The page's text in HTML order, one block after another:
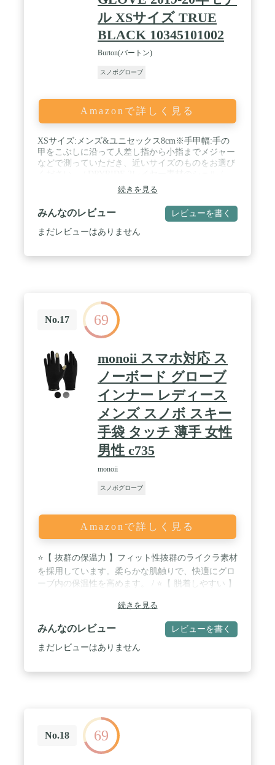
ル XSサイズ TRUE
BLACK 10345101002
Burton(バートン)
スノボグローブ
Amazonで詳しく見る
XSサイズ:メンズ&ユニセックス8cm※手甲幅:手の
甲をこぶしに沿って人差し指から小指までメジャー
などで測っていただき、近いサイズのものをお選び
Thermacoreインサレーション / 防水/透湿DRYRIDE
グローブメンブレーン / 起毛マイクロファイバーラ
イナーの手のひらとシェルパフリースライナーの手
の甲 / 人間工学的に左右それぞれデザインされたフ
ィット
続きを見る
みんなのレビュー レビューを書く
まだレビューはありません
No.17 69
monoii スマホ対応 ス
ノーボード グローブ
インナー レディース
メンズ スノボ スキー
手袋 タッチ 薄手 女性
男性 c735
monoii
スノボグローブ
Amazonで詳しく見る
⭐【 抜群の保温力 】フィット性抜群のライクラ素材
を採用しています。柔らかな肌触りで、快適にグロ
ーブ内の保温性を高めます。 / ⭐【 脱着しやすい 】
脱もスムーズです。 / ⭐【 高い操作性】立体裁断で
指先も動かしやすく、指先のタッチパネル可能な設
計で、スマートフォンも簡単に操作する事が出来ま
す。 / ⭐【 お手入れ簡単 】薄手で洗濯も可能なの
機で洗えてお手入れも楽々です。 / ⭐【 様々なシー
続きを見る
みんなのレビュー レビューを書く
まだレビューはありません
No.18 69